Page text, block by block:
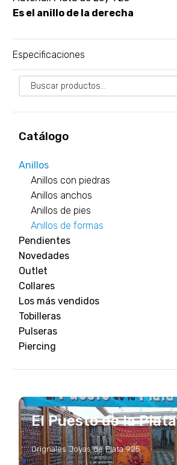
Catálogo
Anillos
Anillos con piedras
Anillos anchos
Anillos de pies
Anillos de formas
Pendientes
Novedades
Outlet
Collares
Los más vendidos
Tobilleras
Pulseras
Piercing
El Puesto de la Plata
Orignales Joyas de Plata 925
Es el anillo de la derecha
Especificaciones